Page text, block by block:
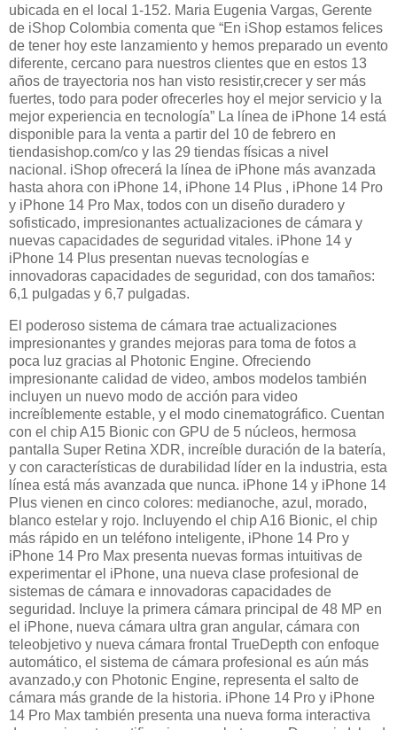
ubicada en el local 1-152. Maria Eugenia Vargas, Gerente
de iShop Colombia comenta que “En iShop estamos felices
de tener hoy este lanzamiento y hemos preparado un evento
diferente, cercano para nuestros clientes que en estos 13
años de trayectoria nos han visto resistir,crecer y ser más
fuertes, todo para poder ofrecerles hoy el mejor servicio y la
mejor experiencia en tecnología” La línea de iPhone 14 está
disponible para la venta a partir del 10 de febrero en
tiendasishop.com/co y las 29 tiendas físicas a nivel
nacional. iShop ofrecerá la línea de iPhone más avanzada
hasta ahora con iPhone 14, iPhone 14 Plus , iPhone 14 Pro
y iPhone 14 Pro Max, todos con un diseño duradero y
sofisticado, impresionantes actualizaciones de cámara y
nuevas capacidades de seguridad vitales. iPhone 14 y
iPhone 14 Plus presentan nuevas tecnologías e
innovadoras capacidades de seguridad, con dos tamaños:
6,1 pulgadas y 6,7 pulgadas.
El poderoso sistema de cámara trae actualizaciones
impresionantes y grandes mejoras para toma de fotos a
poca luz gracias al Photonic Engine. Ofreciendo
impresionante calidad de video, ambos modelos también
incluyen un nuevo modo de acción para video
increíblemente estable, y el modo cinematográfico. Cuentan
con el chip A15 Bionic con GPU de 5 núcleos, hermosa
pantalla Super Retina XDR, increíble duración de la batería,
y con características de durabilidad líder en la industria, esta
línea está más avanzada que nunca. iPhone 14 y iPhone 14
Plus vienen en cinco colores: medianoche, azul, morado,
blanco estelar y rojo. Incluyendo el chip A16 Bionic, el chip
más rápido en un teléfono inteligente, iPhone 14 Pro y
iPhone 14 Pro Max presenta nuevas formas intuitivas de
experimentar el iPhone, una nueva clase profesional de
sistemas de cámara e innovadoras capacidades de
seguridad. Incluye la primera cámara principal de 48 MP en
el iPhone, nueva cámara ultra gran angular, cámara con
teleobjetivo y nueva cámara frontal TrueDepth con enfoque
automático, el sistema de cámara profesional es aún más
avanzado,y con Photonic Engine, representa el salto de
cámara más grande de la historia. iPhone 14 Pro y iPhone
14 Pro Max también presenta una nueva forma interactiva